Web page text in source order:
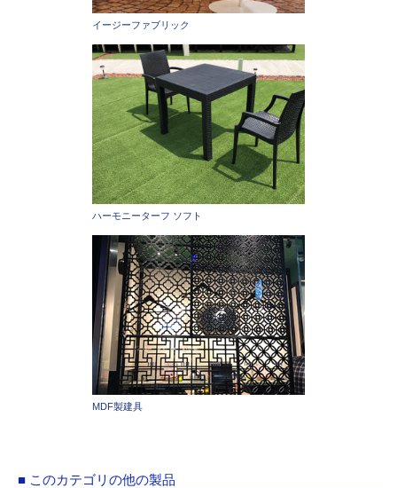
イージーファブリック
ハーモニーターフ ソフト
MDF製建具
■ このカテゴリの他の製品